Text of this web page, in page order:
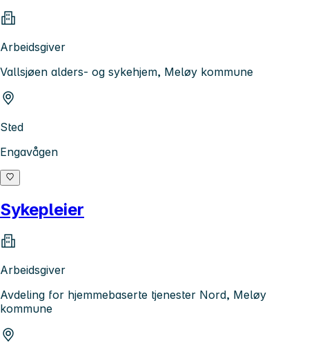
Arbeidsgiver
Vallsjøen alders- og sykehjem, Meløy kommune
Sted
Engavågen
Sykepleier
Arbeidsgiver
Avdeling for hjemmebaserte tjenester Nord, Meløy
kommune